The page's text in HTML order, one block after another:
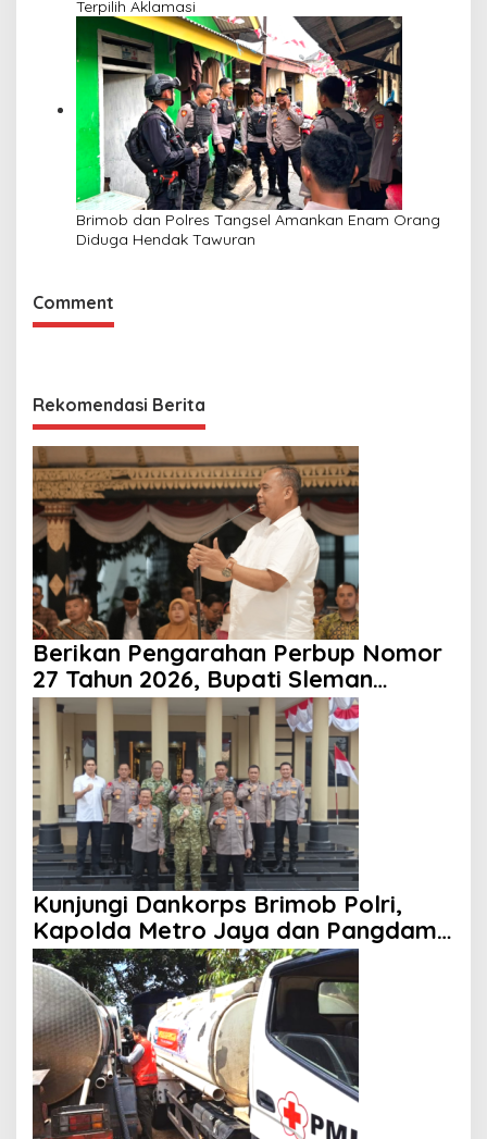
Terpilih Aklamasi
Brimob dan Polres Tangsel Amankan Enam Orang
Diduga Hendak Tawuran
Comment
Rekomendasi Berita
Berikan Pengarahan Perbup Nomor
27 Tahun 2026, Bupati Sleman
Tekankan Profesionalisme dan
Pelayanan Masyarakat
Kunjungi Dankorps Brimob Polri,
Kapolda Metro Jaya dan Pangdam
Jaya Perkuat Soliditas TNI-Polri